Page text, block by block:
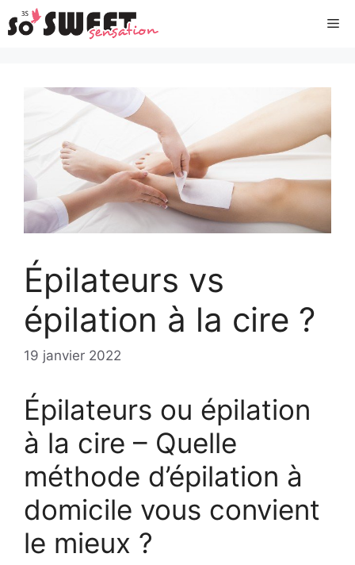
Aller
au
Épilateurs vs
épilation à la cire ?
19 janvier 2022
Épilateurs ou épilation
à la cire – Quelle
méthode d’épilation à
domicile vous convient
le mieux ?